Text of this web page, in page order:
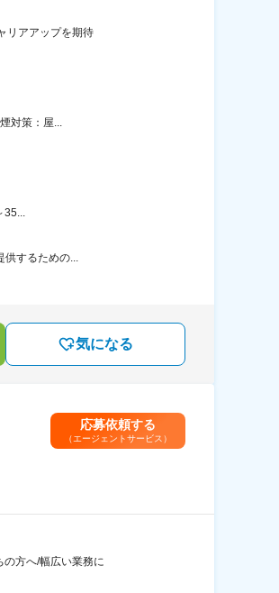
リアアップを期待
対策：屋...
35...
供するための...
気になる
応募依頼する
（エージェントサービス）
方へ/幅広い業務に